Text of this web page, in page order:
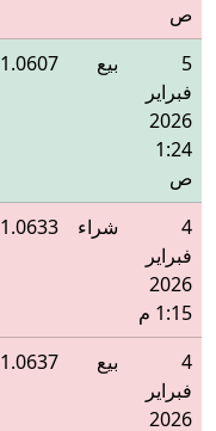
ص
5
فبراير
2026
1:24
ص
بيع 1.0607
4
فبراير
2026
1:15 م
شراء 1.0633
4
فبراير
2026
بيع 1.0637